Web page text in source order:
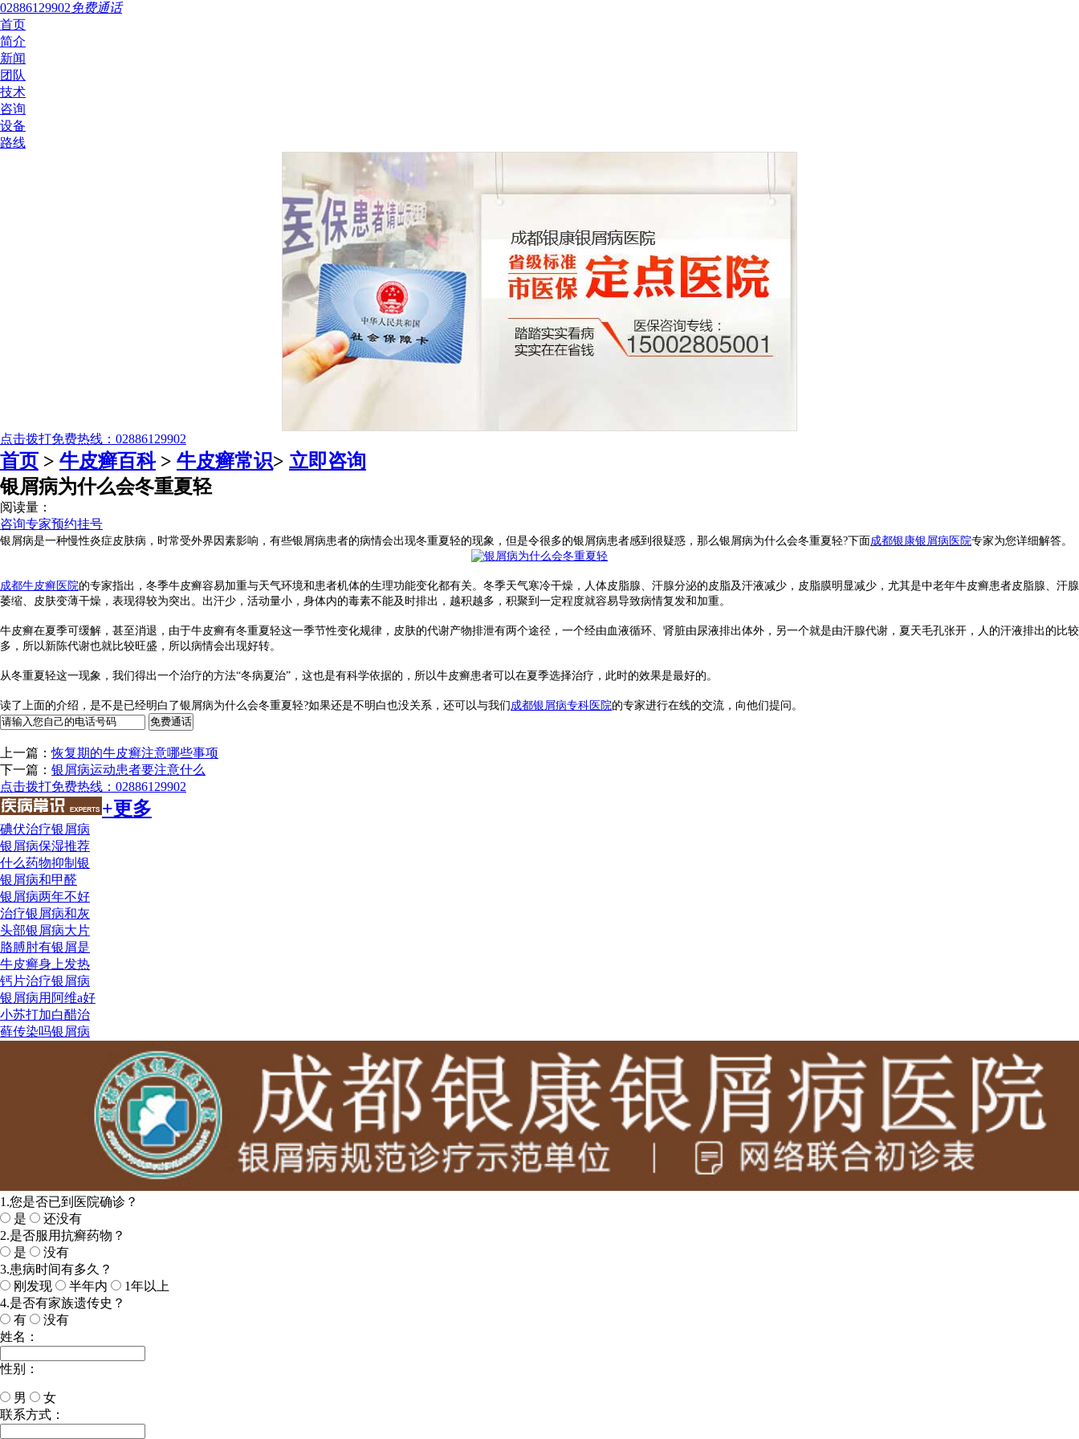
02886129902免费通话
首页
简介
新闻
团队
技术
咨询
设备
路线
点击拨打免费热线：02886129902
首页 > 牛皮癣百科> 牛皮癣常识> 立即咨询
银屑病为什么会冬重夏轻
阅读量：
咨询专家预约挂号
银屑病是一种慢性炎症皮肤病，时常受外界因素影响，有些银屑病患者的病情会出现冬重夏轻的现象，但是令很多的银屑病患者感到很疑惑，那么银屑病为什么会冬重夏轻?下面成都银康银屑病医院专家为您详细解答。
成都牛皮癣医院的专家指出，冬季牛皮癣容易加重与天气环境和患者机体的生理功能变化都有关。冬季天气寒冷干燥，人体皮脂腺、汗腺分泌的皮脂及汗液减少，皮脂膜明显减少，尤其是中老年牛皮癣患者皮脂腺、汗腺
萎缩、皮肤变薄干燥，表现得较为突出。出汗少，活动量小，身体内的毒素不能及时排出，越积越多，积聚到一定程度就容易导致病情复发和加重。
牛皮癣在夏季可缓解，甚至消退，由于牛皮癣有冬重夏轻这一季节性变化规律，皮肤的代谢产物排泄有两个途径，一个经由血液循环、肾脏由尿液排出体外，另一个就是由汗腺代谢，夏天毛孔张开，人的汗液排出的比较
多，所以新陈代谢也就比较旺盛，所以病情会出现好转。
从冬重夏轻这一现象，我们得出一个治疗的方法“冬病夏治”，这也是有科学依据的，所以牛皮癣患者可以在夏季选择治疗，此时的效果是最好的。
读了上面的介绍，是不是已经明白了银屑病为什么会冬重夏轻?如果还是不明白也没关系，还可以与我们 成都银屑病专科医院的专家进行在线的交流，向他们提问。
上一篇：恢复期的牛皮癣注意哪些事项
下一篇： 银屑病运动患者要注意什么
点击拨打免费热线：02886129902
+更多
碘伏治疗银屑病
银屑病保湿推荐
什么药物抑制银
银屑病和甲醛
银屑病两年不好
治疗银屑病和灰
头部银屑病大片
胳膊肘有银屑是
牛皮癣身上发热
钙片治疗银屑病
银屑病用阿维a好
小苏打加白醋治
藓传染吗银屑病
1.您是否已到医院确诊？
是
还没有
2.是否服用抗癣药物？
是
没有
3.患病时间有多久？
刚发现
半年内
1年以上
4.是否有家族遗传史？
有
没有
姓名：
性别：
男
女
今天日期：
联系方式：